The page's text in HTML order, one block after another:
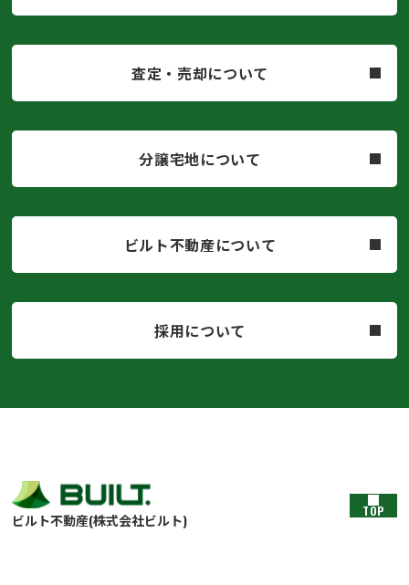
査定・売却について
分譲宅地について
ビルト不動産について
採用について
ビルト不動産(株式会社ビルト) TOP